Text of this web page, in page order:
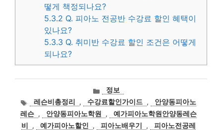
떻게 책정되나요?
5.3.2 Q. 피아노 전공반 수강료 할인 혜택이
있나요?
5.3.3 Q. 취미반 수강료 할인 조건은 어떻게
되나요?
카
테
고
리
정보
태
그
레슨비총정리 , 수강료할인가이드 ,
안양동피아노
레슨 , 안양동피아노학원 ,
예가피아노학원안양동레슨
비
, 예가피아노할인 , 피아노배우기 ,
피아노전공레